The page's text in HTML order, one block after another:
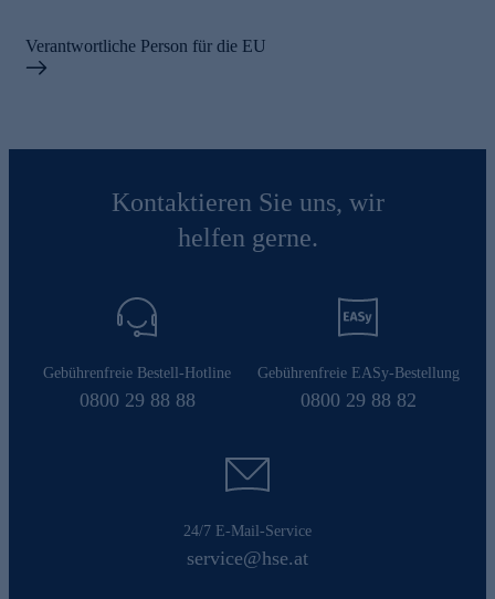
Verantwortliche Person für die EU
Kontaktieren Sie uns, wir
helfen gerne.
Gebührenfreie Bestell-Hotline
0800 29 88 88
Gebührenfreie EASy-Bestellung
0800 29 88 82
24/7 E-Mail-Service
service@hse.at